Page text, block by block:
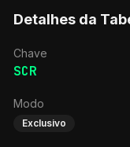
Detalhes da
Chave
SCR
Modo
Exclusivo